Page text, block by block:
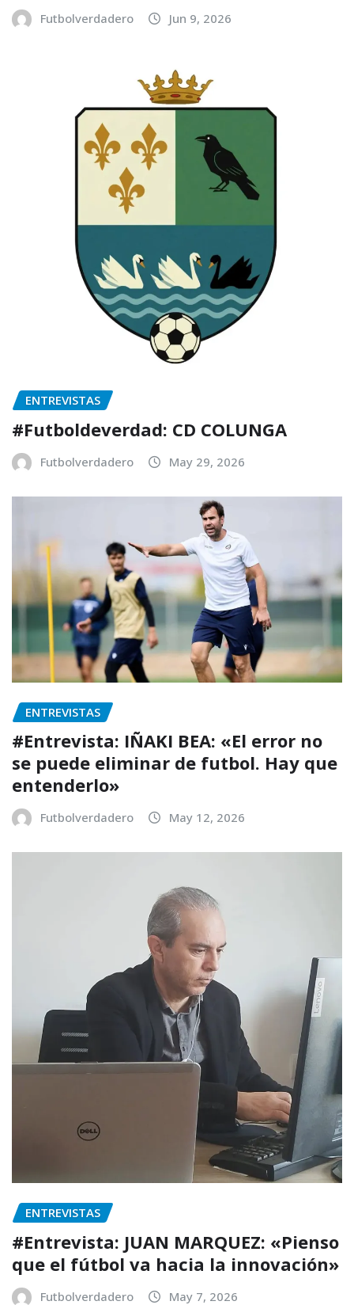
Futbolverdadero Jun 9, 2026
ENTREVISTAS
#Futboldeverdad: CD COLUNGA
Futbolverdadero May 29, 2026
ENTREVISTAS
#Entrevista: IÑAKI BEA: «El error no
se puede eliminar de futbol. Hay que
entenderlo»
Futbolverdadero May 12, 2026
ENTREVISTAS
#Entrevista: JUAN MARQUEZ: «Pienso
que el fútbol va hacia la innovación»
Futbolverdadero May 7, 2026